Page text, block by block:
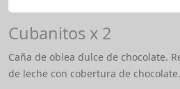
Cubanitos x 2
Caña de oblea dulce de chocolate.
de leche con cobertura de chocolate.